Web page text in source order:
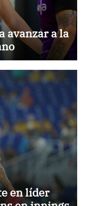
avanzar a la
en líder